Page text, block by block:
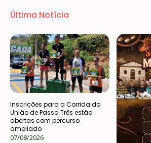
Última Notícia
Inscrições para a Corrida da
União de Passa Três estão
abertas com percurso
ampliado
07/08/2026